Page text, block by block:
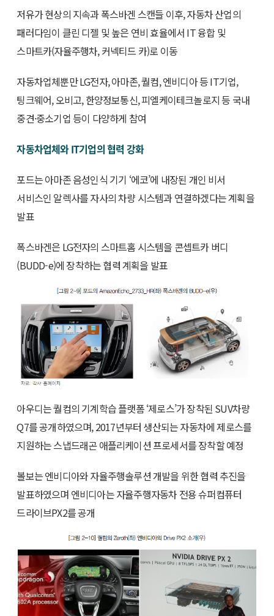
저유가 현상의 지속과 폭스바겐 스캔들 이후, 자동차 산업의
패러다임이 클린 디젤 및 높은 연비 효율에서 IT 융합 및
스마트카(자율주행차, 커넥티드 카)로 이동
자동차업체뿐만 LG전자, 아마존, 퀄컴, 엔비디아 등 IT기업,
팅크웨어, 오비고, 한양정보통신, 피엘케이테크놀로지 등 국내
중견·중소기업 등이 다양하게 참여
자동차업체와 IT기업의 협력 강화
포드는 아마존 음성인식 기기 ‘에코’에 내장된 개인 비서
서비스인 알렉사를 자사의 차량 시스템과 연결하겠다는 계획을
발표
폭스바겐은 LG전자의 스마트홈 시스템을 콘셉트카 버디
(BUDD-e)에 장착하는 협력 계획을 발표
아우디는 퀄컴의 기계학습 플랫폼 ‘제로스’가 장착된 SUV차량
Q7를 공개하였으며, 2017년부터 생산되는 자동차에 제로스를
지원하는 스냅드래곤 애플리케이션 프로세서를 장착할 예정
볼보는 엔비디아와 자율주행솔루션 개발을 위한 협력 추진을
발표하였으며 엔비디아는 자율주행자동차 전용 슈퍼컴퓨터
드라이브PX2를 공개